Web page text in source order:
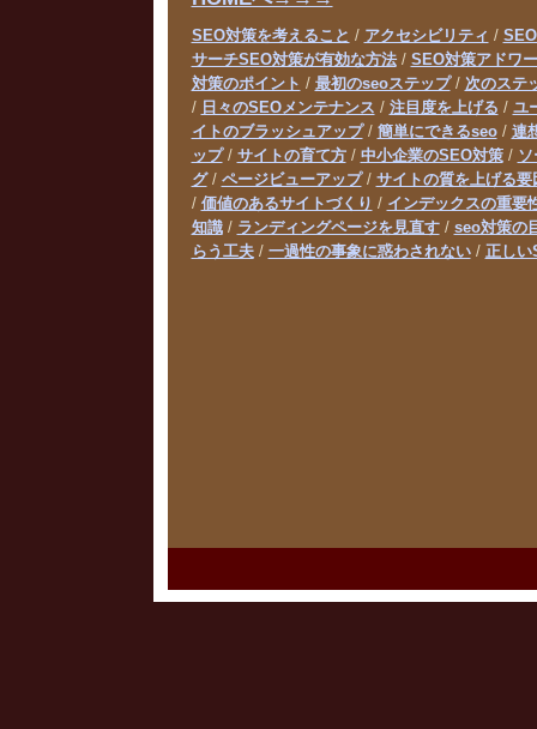
SEO対策を考えること / アクセシビリティ /
サーチSEO対策が有効な方法/ SEO対策アドワ
対策のポイント / 最初のseoステップ/ 次のステ
/ 日々のSEOメンテナンス / 注目度を上げる / ユ
イトのブラッシュアップ/ 簡単にできるseo/ 連
ップ/ サイトの育て方/ 中小企業のSEO対策/
グ/ ページビューアップ/ サイトの質を上げる要
/ 価値のあるサイトづくり / インデックスの重要
知識/ ランディングページを見直す/ seo対策の
らう工夫/ 一過性の事象に惑わされない/ 正しい